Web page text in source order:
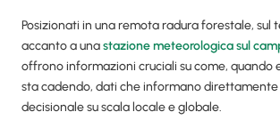
Posizionati in una remota radura forestale, sul
accanto a unastazione meteorologica sul
offrono informazioni cruciali su come, quando
sta cadendo, dati che informano direttamente
decisionale su scala locale e globale.